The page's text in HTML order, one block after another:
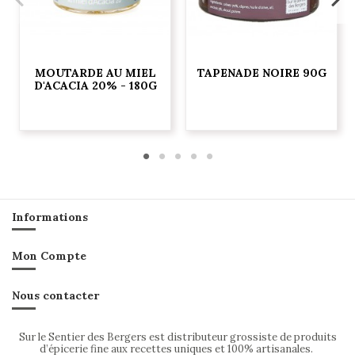
MOUTARDE AU MIEL
D'ACACIA 20% - 180G
TAPENADE NOIRE 90G
Informations
Mon Compte
Nous contacter
Sur le Sentier des Bergers est distributeur grossiste de produits
d’épicerie fine aux recettes uniques et 100% artisanales.